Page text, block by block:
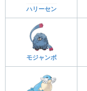
ハリーセン
モジャンボ